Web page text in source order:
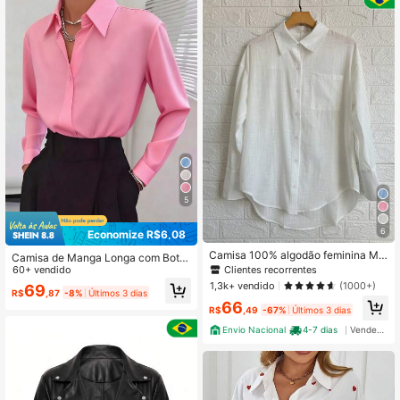
5
Economize R$6,08
Camisa de Manga Longa com Botõ
es, Uso Diário Minimalista, Cor Sóli
da, Apropriada para Escritório, Rosa
Primavera
60+ vendido
R$69 ,87 -8% Últimos 3 dias
6
Camisa 100% algodão feminina Ma
nga Longa
Clientes recorrentes
1,3k+ vendido
(1000+)
R$66 ,49 -67% Últimos 3 dias
Envio Nacional
4-7 dias